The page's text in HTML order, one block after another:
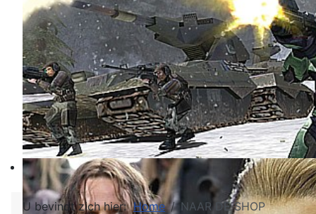
U bevindt zich hier:Home NAAR DE SHOP